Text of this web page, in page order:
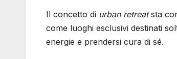
Il concetto di urban retreatsta
come luoghi esclusivi destinati
energie e prendersi cura di sé.